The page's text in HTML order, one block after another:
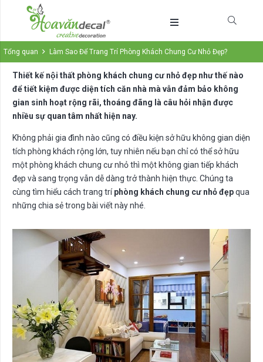
Tổng quan Làm Sao Để Trang Trí Phòng Khách Chung Cư Nhỏ Đẹp?
Thiết kế nội thất phòng khách chung cư nhỏ đẹp như thế nào
để tiết kiệm được diện tích căn nhà mà vẫn đảm bảo không
gian sinh hoạt rộng rãi, thoáng đãng là câu hỏi nhận được
nhiều sự quan tâm nhất hiện nay.
Không phải gia đình nào cũng có điều kiện sở hữu không gian diện
tích phòng khách rộng lớn, tuy nhiên nếu bạn chỉ có thể sở hữu
một phòng khách chung cư nhỏ thì một không gian tiếp khách
đẹp và sang trọng vẫn dễ dàng trở thành hiện thực. Chúng ta
cùng tìm hiểu cách trang tríphòng khách chung cư nhỏ đẹpqua
những chia sẻ trong bài viết này nhé.